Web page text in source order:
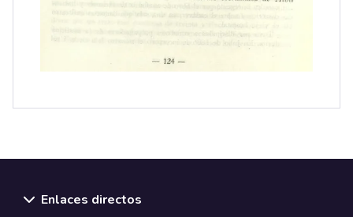
Enlaces directos